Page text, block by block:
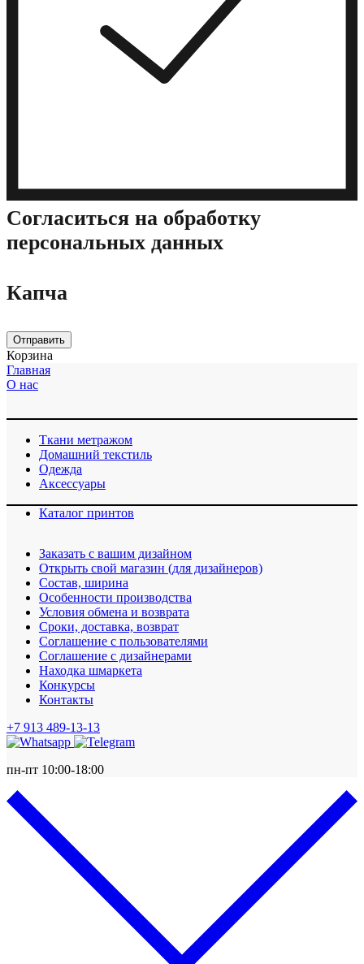
Cогласиться на обработку
персональных данных
Капча
Отправить
Корзина
Главная
О нас
Ткани метражом
Домашний текстиль
Одежда
Аксессуары
Каталог принтов
Заказать с вашим дизайном
Открыть свой магазин (для дизайнеров)
Cостав, ширина
Особенности производства
Условия обмена и возврата
Сроки, доставка, возврат
Соглашение с пользователями
Соглашение с дизайнерами
Находка шмаркета
Конкурсы
Контакты
+7 913 489-13-13
пн-пт 10:00-18:00